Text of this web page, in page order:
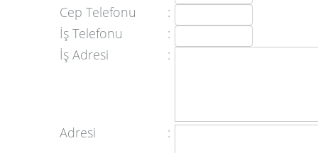
Cep Telefonu
:
İş Telefonu
:
İş Adresi
:
Adresi :